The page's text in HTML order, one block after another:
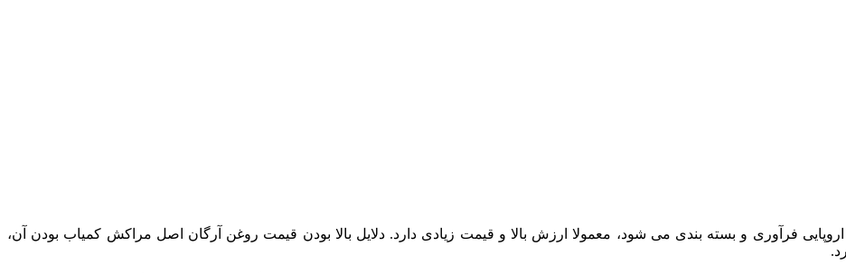
فرآوری و بسته بندی می شود، معمولا ارزش بالا و قیمت زیادی دارد. دلایل بالا بودن قیمت روغن آرگان اصل مراکش کمیاب بودن آن،